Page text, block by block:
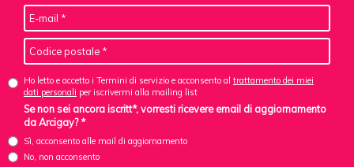
Ho letto e accetto i Termini di servizio e acconsento al trattamento dei miei
dati personali per iscrivermi alla mailing list
Se non sei ancora iscritt*, vorresti ricevere email di aggiornamento
da Arcigay? *
Sì, acconsento alle mail di aggiornamento
No, non acconsento